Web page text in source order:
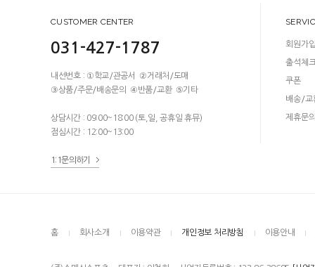
CUSTOMER CENTER
031-427-1787
내선번호 : ①학교/관공서 ②거래처/도매
③상품/주문/배송문의 ④반품/교환 ⑤기타
상담시간 : 09:00~18:00 (토,일, 공휴일 휴뮤)
점심시간 : 12:00~13:00
1:1문의하기
회원가입
출석체
쿠폰
배송/교
제휴문의
홈 회사소개 이용약관 개인정보 처리방침 이용안내